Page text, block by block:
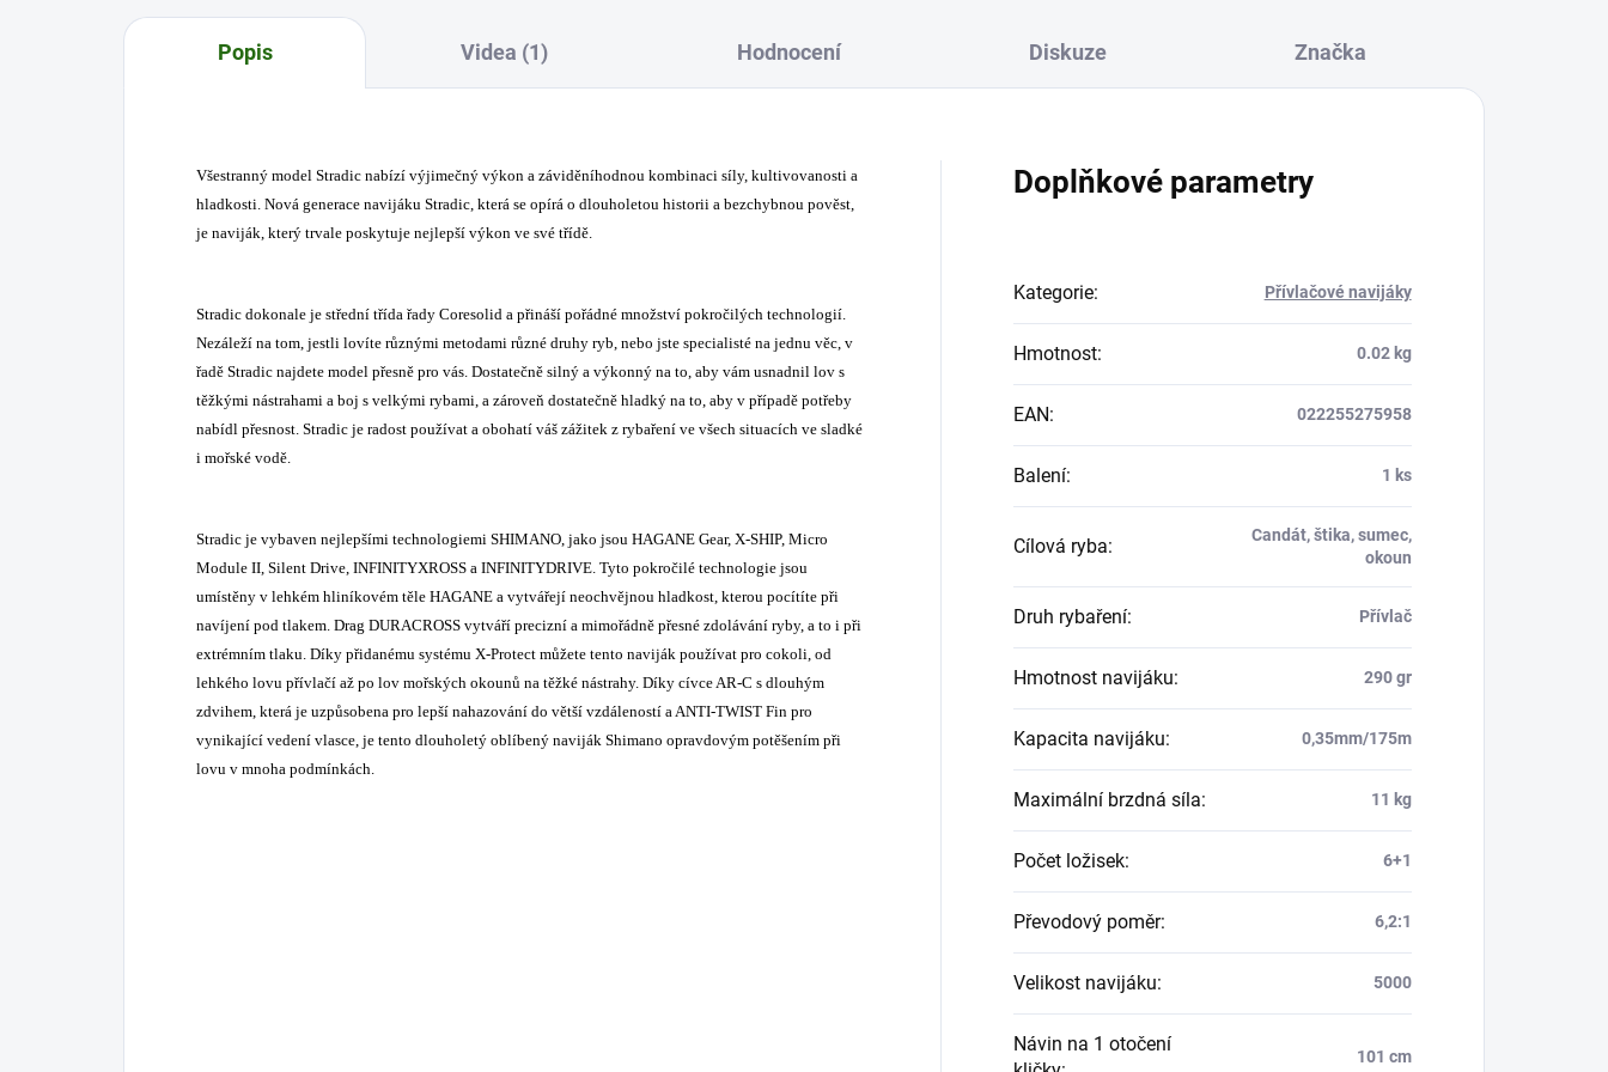
Popis Videa (1) Hodnocení Diskuze Značka
Všestranný model Stradic nabízí výjimečný výkon a záviděníhodnou kombinaci síly, kultivovanosti a
hladkosti. Nová generace navijáku Stradic, která se opírá o dlouholetou historii a bezchybnou pověst,
je naviják, který trvale poskytuje nejlepší výkon ve své třídě.
Stradic dokonale je střední třída řady Coresolid a přináší pořádné množství pokročilých technologií.
Nezáleží na tom, jestli lovíte různými metodami různé druhy ryb, nebo jste specialisté na jednu věc, v
řadě Stradic najdete model přesně pro vás. Dostatečně silný a výkonný na to, aby vám usnadnil lov s
těžkými nástrahami a boj s velkými rybami, a zároveň dostatečně hladký na to, aby v případě potřeby
nabídl přesnost. Stradic je radost používat a obohatí váš zážitek z rybaření ve všech situacích ve sladké
i mořské vodě.
Stradic je vybaven nejlepšími technologiemi SHIMANO, jako jsou HAGANE Gear, X-SHIP, Micro
Module II, Silent Drive, INFINITYXROSS a INFINITYDRIVE. Tyto pokročilé technologie jsou
umístěny v lehkém hliníkovém těle HAGANE a vytvářejí neochvějnou hladkost, kterou pocítíte při
navíjení pod tlakem. Drag DURACROSS vytváří precizní a mimořádně přesné zdolávání ryby, a to i při
extrémním tlaku. Díky přidanému systému X-Protect můžete tento naviják používat pro cokoli, od
lehkého lovu přívlačí až po lov mořských okounů na těžké nástrahy. Díky cívce AR-C s dlouhým
zdvihem, která je uzpůsobena pro lepší nahazování do větší vzdáleností a ANTI-TWIST Fin pro
vynikající vedení vlasce, je tento dlouholetý oblíbený naviják Shimano opravdovým potěšením při
lovu v mnoha podmínkách.
Doplňkové parametry
Kategorie: Přívlačové navijáky
Hmotnost: 0.02 kg
EAN: 022255275958
Balení: 1 ks
Cílová ryba:
Candát, štika, sumec,
okoun
Druh rybaření: Přívlač
Hmotnost navijáku: 290 gr
Kapacita navijáku: 0,35mm/175m
Maximální brzdná síla: 11 kg
Počet ložisek: 6+1
Převodový poměr: 6,2:1
Velikost navijáku: 5000
Návin na 1 otočení
101 cm